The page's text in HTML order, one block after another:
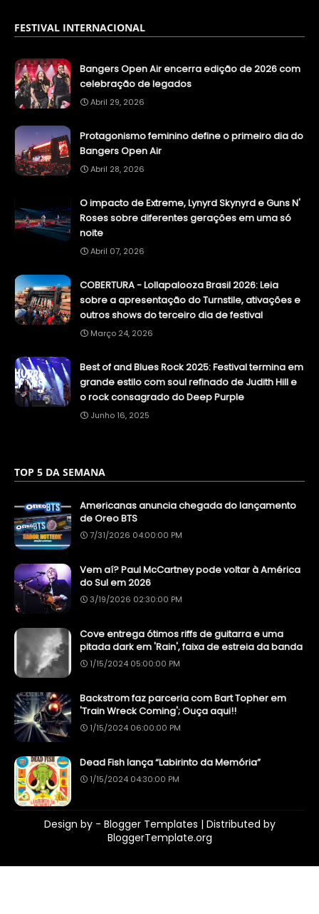
FESTIVAL INTERNACIONAL
Bangers Open Air encerra edição de 2026 com
celebração de legados
Abril 29, 2026
Protagonismo feminino define o primeiro dia do
Bangers Open Air
Abril 28, 2026
O impacto de Extreme, Lynyrd Skynyrd e Guns N'
Roses sobre diferentes gerações em uma só
noite
Abril 07, 2026
COBERTURA - Lollapalooza Brasil 2026: Leia
sobre a apresentação do Turnstile, ativações e
outros shows do terceiro dia de festival
Março 24, 2026
Best of and Blues Rock 2025: Festival termina em
grande estilo com soul refinado de Judith Hill e
o rock consagrado do Deep Purple
Junho 16, 2025
TOP 5 DA SEMANA
Americanas anuncia chegada do lançamento
de Oreo BTS
7/31/2026 04:00:00 PM
Vem aí? Paul McCartney pode voltar à América
do Sul em 2026
3/19/2026 02:30:00 PM
Cove entrega ótimos riffs de guitarra e uma
pitada dark em 'Rain', faixa de estreia da banda
1/15/2024 05:00:00 PM
Backstrom faz parceria com Bart Topher em
'Train Wreck Coming'; Ouça aqui!!
1/15/2024 06:00:00 PM
Dead Fish lança “Labirinto da Memória”
1/15/2024 04:30:00 PM
Design by - Blogger Templates | Distributed by
BloggerTemplate.org